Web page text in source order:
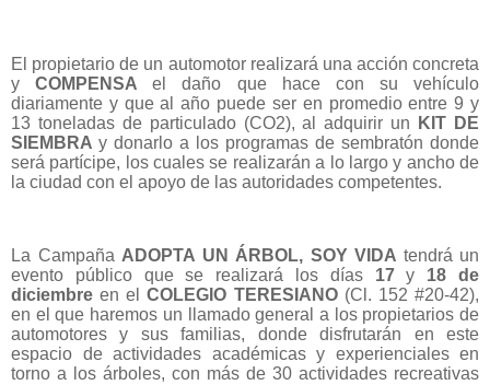
El propietario de un automotor realizará una acción concreta
yCOMPENSAel daño que hace con su vehículo
diariamente y que al año puede ser en promedio entre 9 y
13 toneladas de particulado (CO2), al adquirir un
KIT DE
SIEMBRA y donarlo a los programas de sembratón donde
será partícipe, los cuales se realizarán a lo largo y ancho de
la ciudad con el apoyo de las autoridades competentes.
La Campaña ADOPTA UN ÁRBOL, SOY VIDA tendrá un
evento público que se realizará los días 17y 18 de
diciembreen elCOLEGIO TERESIANO (Cl. 152 #20-42),
en el que haremos un llamado general a los propietarios de
automotores y sus familias, donde disfrutarán en este
espacio de actividades académicas y experienciales en
torno a los árboles, con más de 30 actividades recreativas